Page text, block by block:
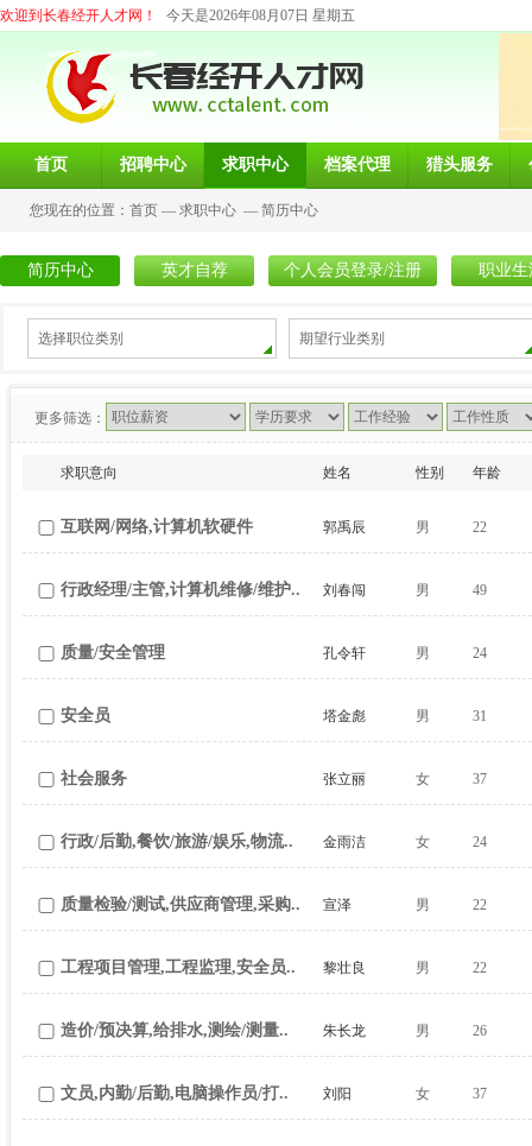
欢迎到长春经开人才网！ 今天是2026年08月07日 星期五
首页 招聘中心 求职中心 档案代理 猎头服务
您现在的位置： 首页 — 求职中心 — 简历中心
简历中心 英才自荐 个人会员登录/注册 职业生
选择职位类别 期望行业类别
更多筛选：
求职意向 姓名 性别 年龄
互联网/网络,计算机软硬件 郭禹辰 男 22
行政经理/主管,计算机维修/维护.. 刘春闯 男 49
质量/安全管理 孔令轩 男 24
安全员 塔金彪 男 31
社会服务 张立丽 女 37
行政/后勤,餐饮/旅游/娱乐,物流.. 金雨洁 女 24
质量检验/测试,供应商管理,采购.. 宣泽 男 22
工程项目管理,工程监理,安全员.. 黎壮良 男 22
造价/预决算,给排水,测绘/测量.. 朱长龙 男 26
文员,内勤/后勤,电脑操作员/打.. 刘阳 女 37